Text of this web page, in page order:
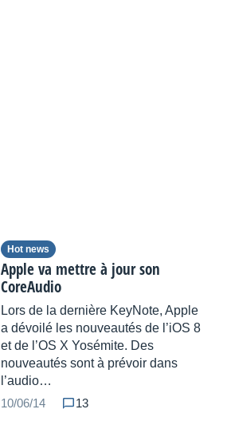
Hot news
Apple va mettre à jour son
CoreAudio
Lors de la dernière KeyNote, Apple
a dévoilé les nouveautés de l’iOS 8
et de l’OS X Yosémite. Des
nouveautés sont à prévoir dans
l’audio…
10/06/14
13